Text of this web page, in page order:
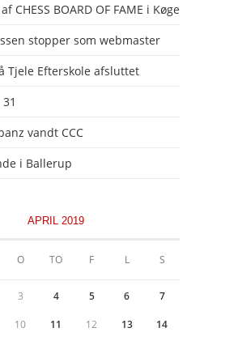
CHESS BOARD OF FAME i Køge
stopper som webmaster
Tjele Efterskole afsluttet
vandt CCC
i Ballerup
APRIL 2019
O TO F L S
3 4 5 6 7
10 11 12 13 14